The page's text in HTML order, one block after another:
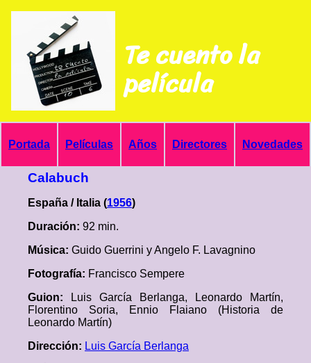
Te cuento la
película
Portada Películas Años Directores Novedades
Calabuch
España / Italia (1956)
Duración: 92 min.
Música: Guido Guerrini y Angelo F. Lavagnino
Fotografía: Francisco Sempere
Guion:
Luis García Berlanga, Leonardo Martín,
Florentino Soria, Ennio Flaiano (Historia de
Leonardo Martín)
Dirección: Luis García Berlanga